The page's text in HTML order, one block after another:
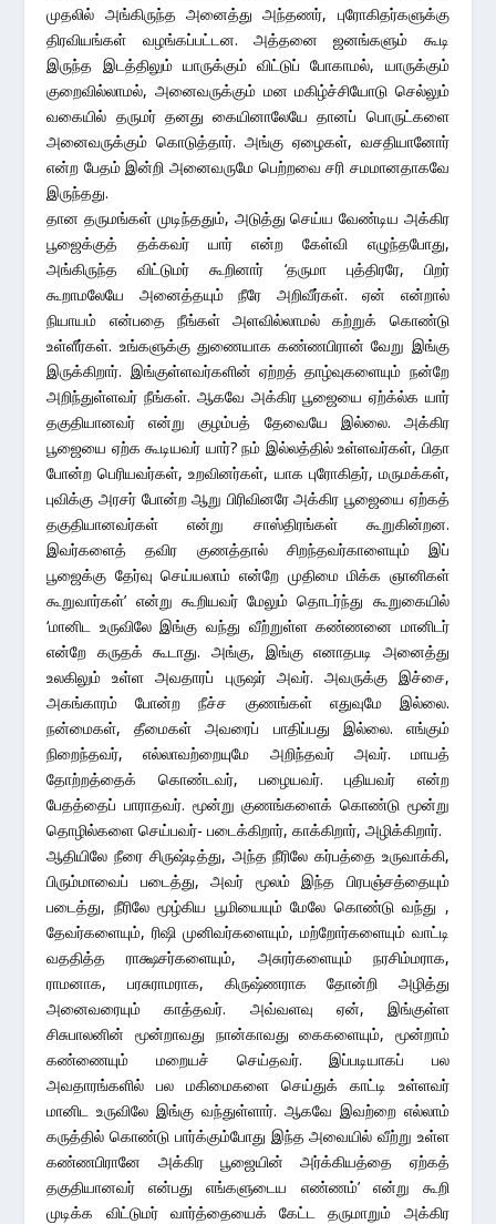
முதலில் அங்கிருந்த அனைத்து அந்தணர், புரோகிதர்களுக்கு
திரவியங்கள் வழங்கப்பட்டன. அத்தனை ஜனங்களும் கூடி
இருந்த இடத்திலும் யாருக்கும் விட்டுப் போகாமல், யாருக்கும்
குறைவில்லாமல், அனைவருக்கும் மன மகிழ்ச்சியோடு செல்லும்
வகையில் தருமர் தனது கையினாலேயே தானப் பொருட்களை
அனைவருக்கும் கொடுத்தார். அங்கு ஏழைகள், வசதியானோர்
என்ற பேதம் இன்றி அனைவருமே பெற்றவை சரி சமமானதாகவே
இருந்தது.
தான தருமங்கள் முடிந்ததும், அடுத்து செய்ய வேண்டிய அக்கிர
பூஜைக்குத் தக்கவர் யார் என்ற கேள்வி எழுந்தபோது,
அங்கிருந்த விட்டுமர் கூறினார் ‘தருமா புத்திரரே, பிறர்
கூறாமலேயே அனைத்தயும் நீரே அறிவீர்கள். ஏன் என்றால்
நியாயம் என்பதை நீங்கள் அளவில்லாமல் கற்றுக் கொண்டு
உள்ளீர்கள். உங்களுக்கு துணையாக கண்ணபிரான் வேறு இங்கு
இருக்கிறார். இங்குள்ளவர்களின் ஏற்றத் தாழ்வுகளையும் நன்றே
அறிந்துள்ளவர் நீங்கள். ஆகவே அக்கிர பூஜையை ஏற்க்ல்க யார்
தகுதியானவர் என்று குழம்பத் தேவையே இல்லை. அக்கிர
பூஜையை ஏற்க கூடியவர் யார்? நம் இல்லத்தில் உள்ளவர்கள், பிதா
போன்ற பெரியவர்கள், உறவினர்கள், யாக புரோகிதர், மருமக்கள்,
புவிக்கு அரசர் போன்ற ஆறு பிரிவினரே அக்கிர பூஜையை ஏற்கத்
தகுதியானவர்கள் என்று சாஸ்திரங்கள் கூறுகின்றன.
இவர்களைத் தவிர குணத்தால் சிறந்தவர்காளையும் இப்
பூஜைக்கு தேர்வு செய்யலாம் என்றே முதிமை மிக்க ஞானிகள்
கூறுவார்கள்’ என்று கூறியவர் மேலும் தொடர்ந்து கூறுகையில்
‘மானிட உருவிலே இங்கு வந்து வீற்றுள்ள கண்ணனை மானிடர்
என்றே கருதக் கூடாது. அங்கு, இங்கு எனாதபடி அனைத்து
உலகிலும் உள்ள அவதாரப் புருஷர் அவர். அவருக்கு இச்சை,
அகங்காரம் போன்ற நீச்ச குணங்கள் எதுவுமே இல்லை.
நன்மைகள், தீமைகள் அவரைப் பாதிப்பது இல்லை. எங்கும்
நிறைந்தவர், எல்லாவற்றையுமே அறிந்தவர் அவர். மாயத்
தோற்றத்தைக் கொண்டவர், பழையவர். புதியவர் என்ற
பேதத்தைப் பாராதவர். மூன்று குணங்களைக் கொண்டு மூன்று
தொழில்களை செய்பவர்- படைக்கிறார், காக்கிறார், அழிக்கிறார்.
ஆதியிலே நீரை சிருஷ்டித்து, அந்த நீரிலே கர்பத்தை உருவாக்கி,
பிரும்மாவைப் படைத்து, அவர் மூலம் இந்த பிரபஞ்சத்தையும்
படைத்து, நீரிலே மூழ்கிய பூமியையும் மேலே கொண்டு வந்து ,
தேவர்களையும், ரிஷி முனிவர்களையும், மற்றோர்களையும் வாட்டி
வததித்த ராக்ஷசர்களையும், அசுரர்களையும் நரசிம்மராக,
ராமனாக, பரசுராமராக, கிருஷ்ணராக தோன்றி அழித்து
அனைவரையும் காத்தவர். அவ்வளவு ஏன், இங்குள்ள
சிசுபாலனின் மூன்றாவது நான்காவது கைகளையும், மூன்றாம்
கண்ணையும் மறையச் செய்தவர். இப்படியாகப் பல
அவதாரங்களில் பல மகிமைகளை செய்துக் காட்டி உள்ளவர்
மானிட உருவிலே இங்கு வந்துள்ளார். ஆகவே இவற்றை எல்லாம்
கருத்தில் கொண்டு பார்க்கும்போது இந்த அவையில் வீற்று உள்ள
கண்ணபிரானே அக்கிர பூஜையின் அர்க்கியத்தை ஏற்கத்
தகுதியானவர் என்பது எங்களுடைய எண்ணம்’ என்று கூறி
முடிக்க விட்டுமர் வார்த்தையைக் கேட்ட தருமாறும் அக்கிர